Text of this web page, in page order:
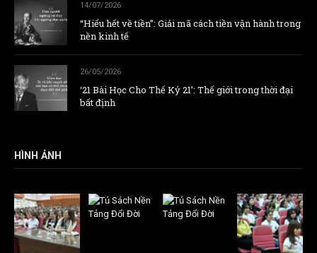
14/07/2026
“Hiểu hết về tiền”: Giải mã cách tiền vận hành trong
nền kinh tế
26/05/2026
‘21 Bài Học Cho Thế Kỷ 21’: Thế giới trong thời đại
bất định
HÌNH ẢNH